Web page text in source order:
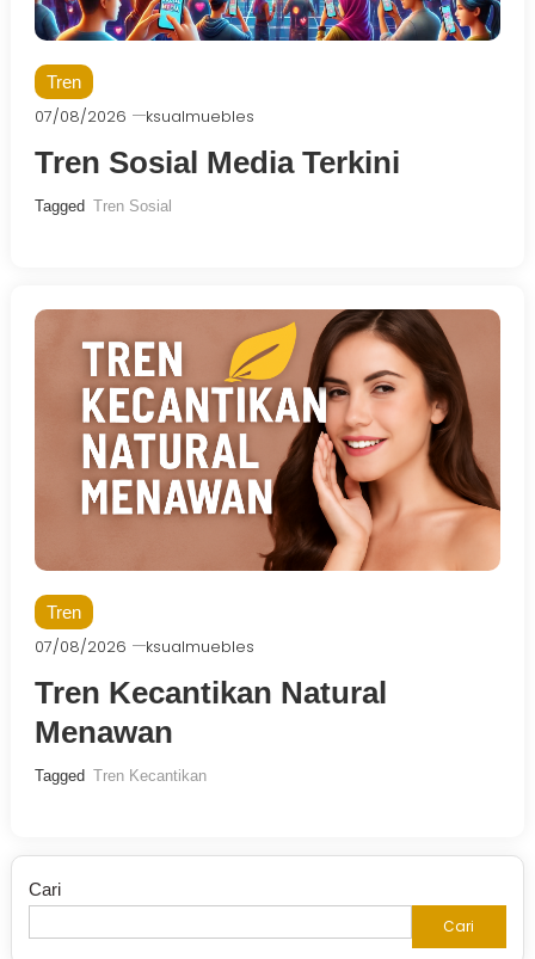
Tren
07/08/2026 ksualmuebles
Tren Sosial Media Terkini
Tagged Tren Sosial
Tren
07/08/2026 ksualmuebles
Tren Kecantikan Natural
Menawan
Tagged Tren Kecantikan
Cari
Cari